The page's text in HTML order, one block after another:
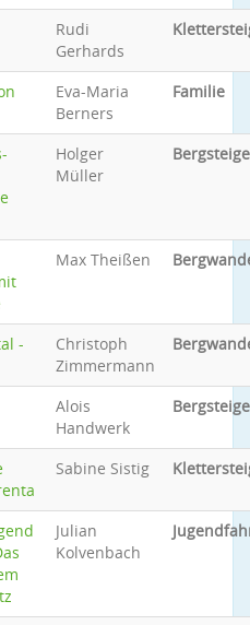
Rudi
Gerhards
Eva-Maria
Berners
Familie
Holger
Müller
Max Theißen
-
Christoph
Zimmermann
Alois
Handwerk
Sabine Sistig
Julian
Kolvenbach